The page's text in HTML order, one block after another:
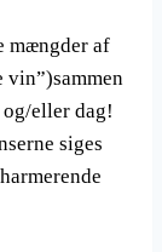
mængder af
vin”)sammen
eller dag!
siges